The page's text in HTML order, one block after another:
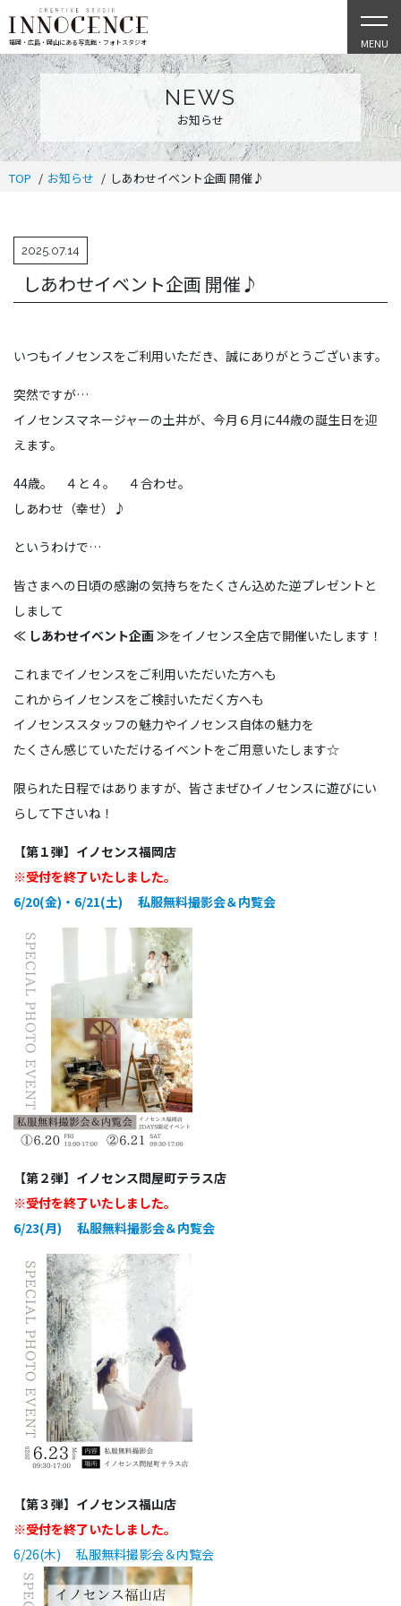
福岡・広島・岡山にある写真館・フォトスタジオ MENU
NEWS
お知らせ
TOP お知らせ しあわせイベント企画 開催♪
2025.07.14
しあわせイベント企画 開催♪
いつもイノセンスをご利用いただき、誠にありがとうございます。
突然ですが…
イノセンスマネージャーの土井が、今月６月に44歳の誕生日を迎
えます。
44歳。 ４と４。 ４合わせ。
しあわせ（幸せ）♪
というわけで…
皆さまへの日頃の感謝の気持ちをたくさん込めた逆プレゼントと
しまして
≪ しあわせイベント企画 ≫をイノセンス全店で開催いたします！
これまでイノセンスをご利用いただいた方へも
これからイノセンスをご検討いただく方へも
イノセンススタッフの魅力やイノセンス自体の魅力を
たくさん感じていただけるイベントをご用意いたします☆
限られた日程ではありますが、皆さまぜひイノセンスに遊びにい
らして下さいね！
【第１弾】イノセンス福岡店
※受付を終了いたしました。
6/20(金)・6/21(土) 私服無料撮影会＆内覧会
【第２弾】イノセンス問屋町テラス店
※受付を終了いたしました。
6/23(月) 私服無料撮影会＆内覧会
【第３弾】イノセンス福山店
※受付を終了いたしました。
6/26(木) 私服無料撮影会＆内覧会